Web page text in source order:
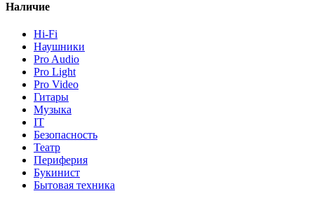
Наличие
Hi-Fi
Наушники
Pro Audio
Pro Light
Pro Video
Гитары
Музыка
IT
Безопасность
Театр
Периферия
Букинист
Бытовая техника